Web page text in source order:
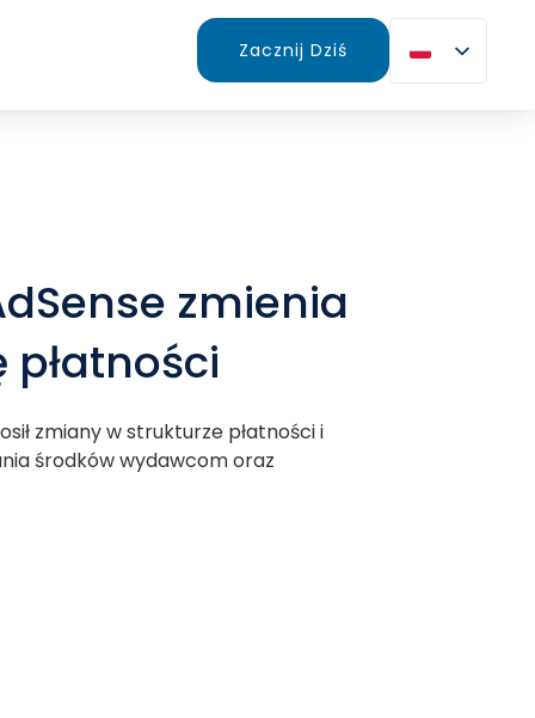
Zacznij Dziś
zmienia
zmiany w strukturze płatności i
środków wydawcom oraz